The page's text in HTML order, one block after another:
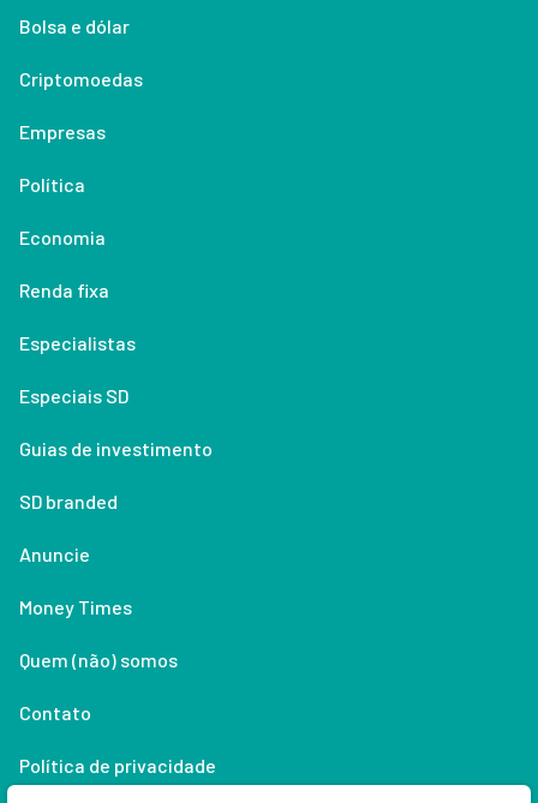
Bolsa e dólar
Criptomoedas
Empresas
Política
Economia
Renda fixa
Especialistas
Especiais SD
Guias de investimento
SD branded
Anuncie
Money Times
Quem (não) somos
Contato
Política de privacidade